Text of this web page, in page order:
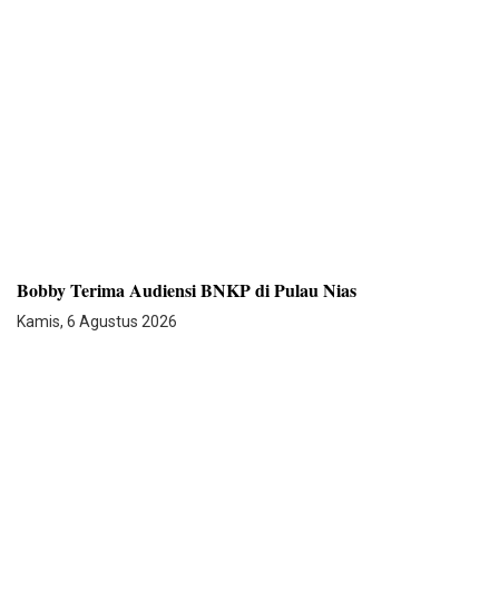
Bobby Terima Audiensi BNKP di Pulau Nias
Kamis, 6 Agustus 2026